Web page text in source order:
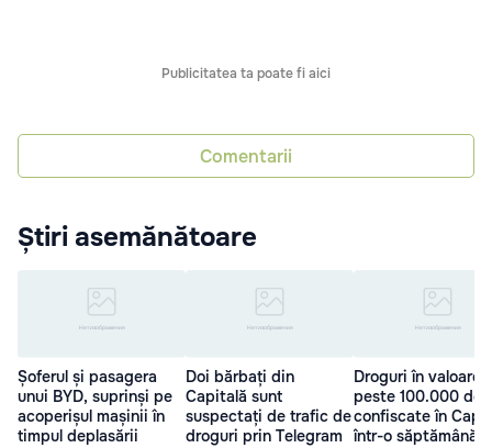
Publicitatea ta poate fi aici
Comentarii
Știri asemănătoare
Șoferul și pasagera
unui BYD, suprinși pe
acoperișul mașinii în
timpul deplasării
Doi bărbați din
Capitală sunt
suspectați de trafic de
droguri prin Telegram
Droguri în valoare
peste 100.000 de
confiscate în
într-o săptămână